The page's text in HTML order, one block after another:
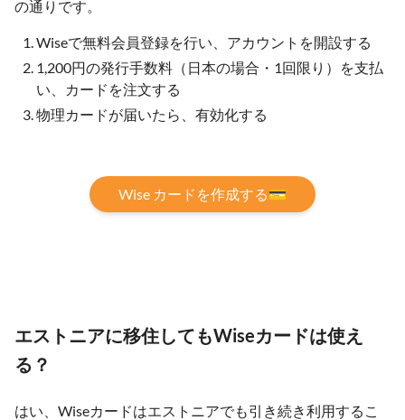
の通りです。
Wiseで無料会員登録を行い、アカウントを開設する
1,200円の発行手数料（日本の場合・1回限り）を支払
い、カードを注文する
物理カードが届いたら、有効化する
Wise カードを作成する💳
エストニアに移住してもWiseカードは使え
る？
はい、Wiseカードはエストニアでも引き続き利用するこ